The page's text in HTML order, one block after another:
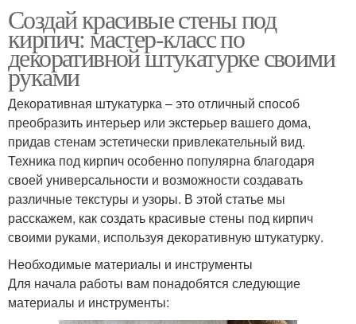
Создай красивые стены под
кирпич: мастер-класс по
декоративной штукатурке своими
руками
Декоративная штукатурка – это отличный способ
преобразить интерьер или экстерьер вашего дома,
придав стенам эстетически привлекательный вид.
Техника под кирпич особенно популярна благодаря
своей универсальности и возможности создавать
различные текстуры и узоры. В этой статье мы
расскажем, как создать красивые стены под кирпич
своими руками, используя декоративную штукатурку.
Необходимые материалы и инструменты
Для начала работы вам понадобятся следующие
материалы и инструменты: